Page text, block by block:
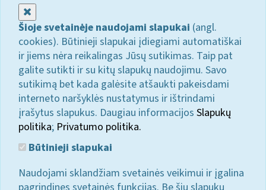
Šioje svetainėje naudojami slapukai (angl.
cookies). Būtinieji slapukai įdiegiami automatiškai
ir jiems nėra reikalingas Jūsų sutikimas. Taip pat
galite sutikti ir su kitų slapukų naudojimu. Savo
sutikimą bet kada galėsite atšaukti pakeisdami
interneto naršyklės nustatymus ir ištrindami
įrašytus slapukus. Daugiau informacijos Slapukų
politika; Privatumo politika.
Būtinieji slapukai
Naudojami sklandžiam svetainės veikimui ir įgalina